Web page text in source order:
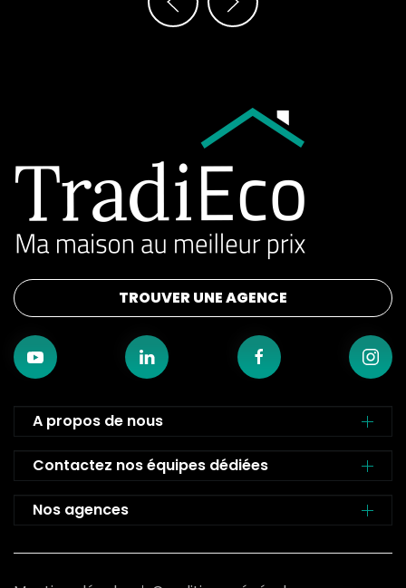
TROUVER UNE AGENCE
A propos de nous
Contactez nos équipes dédiées
Nos agences